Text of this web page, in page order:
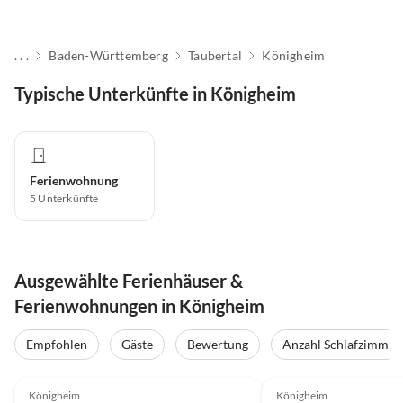
. . . Baden-Württemberg Taubertal Königheim
Typische Unterkünfte in Königheim
Ferienwohnung
5 Unterkünfte
Ausgewählte Ferienhäuser &
Ferienwohnungen in Königheim
Empfohlen Gäste Bewertung
Anzahl Schlafzimmer
Königheim Königheim